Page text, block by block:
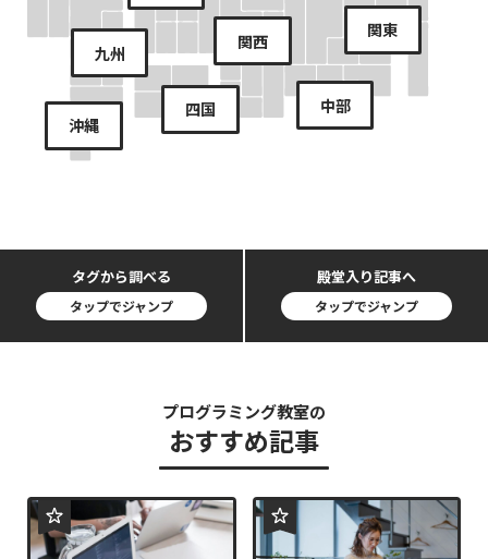
関東
中部
関西
四国
九州
沖縄
タグから調べる
タップでジャンプ
殿堂入り記事へ
タップでジャンプ
プログラミング教室の
おすすめ記事